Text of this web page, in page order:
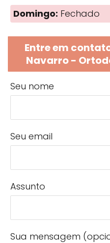
Domingo: Fechado
Entre em
Navarro -
Seu nome
Seu email
Assunto
Sua mensagem